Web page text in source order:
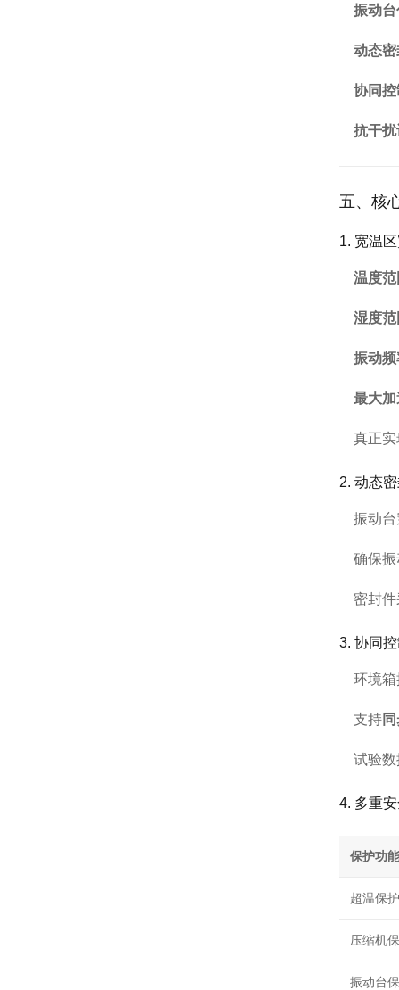
振动
动态
协同
抗干
五、核
1. 宽温
温度范
湿度范
振动频
最大
真正实
2. 动态
振动
确保
密封
3. 协同
环境
支持
试验
4. 多重
保护功能
超温保护
压缩机
振动台